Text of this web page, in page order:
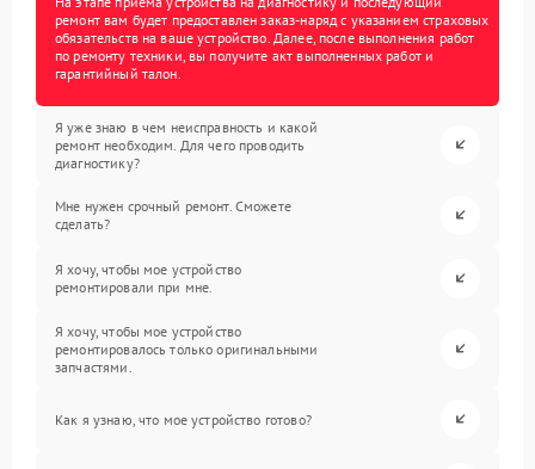
ремонт вам будет предоставлен заказ-наряд с указанием страховых
обязательств на ваше устройство. Далее, после выполнения работ
по ремонту техники, вы получите акт выполненных работ и
гарантийный талон.
Я уже знаю в чем неисправность и какой
ремонт необходим. Для чего проводить
диагностику?
Мне нужен срочный ремонт. Сможете
сделать?
Я хочу, чтобы мое устройство
ремонтировали при мне.
Я хочу, чтобы мое устройство
ремонтировалось только оригинальными
запчастями.
Как я узнаю, что мое устройство готово?